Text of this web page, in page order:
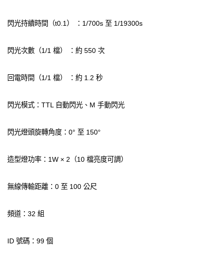
閃光持續時間（t0.1） ：1/700s 至 1/19300s
閃光次數（1/1 檔） ：約 550 次
回電時間（1/1 檔） ：約 1.2 秒
閃光模式：TTL 自動閃光、M 手動閃光
閃光燈頭旋轉角度：0° 至 150°
造型燈功率：1W × 2（10 檔亮度可調）
無線傳輸距離：0 至 100 公尺
頻道：32 組
ID 號碼：99 個